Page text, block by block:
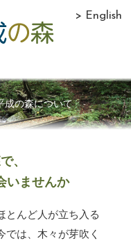
> English
成の森について
、
いませんか
とんど人が立ち入る
では、木々が芽吹く